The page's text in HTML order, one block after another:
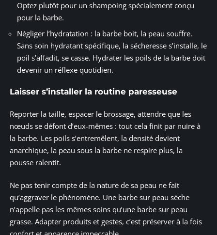
Optez plutôt pour un shampoing spécialement conçu
pour la barbe.
Négliger l’hydratation : la barbe boit, la peau souffre.
Sans soin hydratant spécifique, la sécheresse s’installe, le
poil s’affadit, se casse. Hydrater les poils de la barbe doit
devenir un réflexe quotidien.
Laisser s’installer la routine paresseuse
Reporter la taille, espacer le brossage, attendre que les
nœuds se défont d’eux-mêmes : tout cela finit par nuire à
la barbe. Les poils s’entremêlent, la densité devient
anarchique, la peau sous la barbe ne respire plus, la
pousse ralentit.
Ne pas tenir compte de la nature de sa peau ne fait
qu’aggraver le phénomène. Une barbe sur peau sèche
n’appelle pas les mêmes soins qu’une barbe sur peau
grasse. Adapter produits et gestes, c’est préserver à la fois